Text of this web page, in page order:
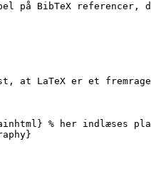
på BibTeX
at LaTeX er et
% her indlæses